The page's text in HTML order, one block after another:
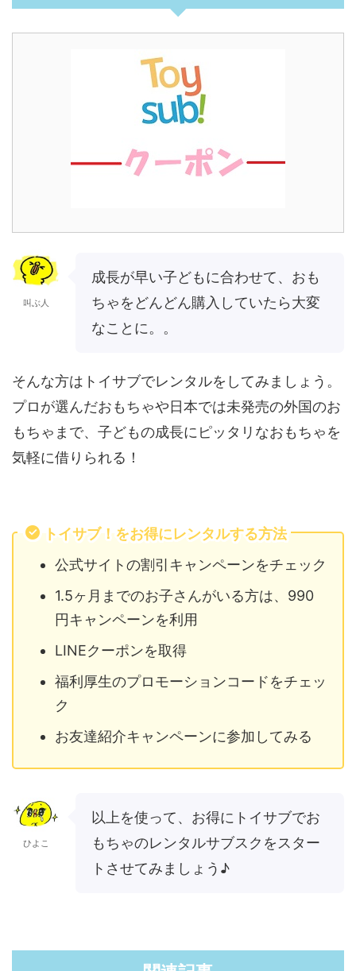
叫ぶ人
成長が早い子どもに合わせて、おも
ちゃをどんどん購入していたら大変
なことに。。
そんな方はトイサブでレンタルをしてみましょう。
プロが選んだおもちゃや日本では未発売の外国のお
もちゃまで、子どもの成長にピッタリなおもちゃを
気軽に借りられる！
トイサブ！をお得にレンタルする方法
公式サイトの割引キャンペーンをチェック
1.5ヶ月までのお子さんがいる方は、990
円キャンペーンを利用
LINEクーポンを取得
福利厚生のプロモーションコードをチェッ
ク
お友達紹介キャンペーンに参加してみる
ひよこ
以上を使って、お得にトイサブでお
もちゃのレンタルサブスクをスター
トさせてみましょう♪